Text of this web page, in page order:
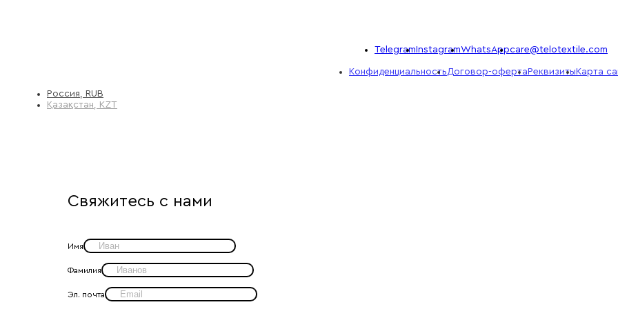
Telegram InstagramWhatsAppcare@telotextile.com
КонфиденциальностьДоговор-оферта Реквизиты Карта
Россия, RUB
Қазақстан, KZT
Свяжитесь с нами
Имя
Фамилия
Эл. почта